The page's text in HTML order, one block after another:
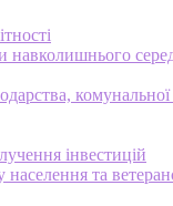
навколишнього
інвестицій
населення та